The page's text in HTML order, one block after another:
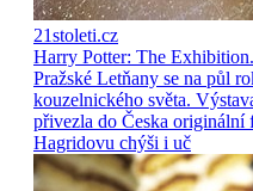
21stoleti.cz
Harry Potter: The
Pražské Letňany se na půl
kouzelnického světa.
přivezla do Česka
Hagridovu chýši i uč